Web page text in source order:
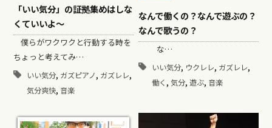
「いい気分」の証拠集めはしな
くていいよ〜
僕らがワクワクと行動する時を
ちょっと考えてみ…
いい気分, ガズピアノ, ガズレレ,
気分爽快, 音楽
なんで働くの？なんで遊ぶの？
なんで歌うの？
な…
いい気分, ウクレレ, ガズレレ,
働く , 気分, 遊ぶ, 音楽